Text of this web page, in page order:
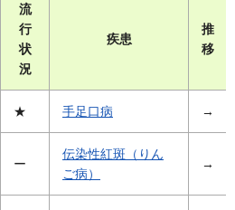
流
行
状
況
疾患
推
移
★ 手足口病 →
ー
伝染性紅斑（りん
ご病）
→